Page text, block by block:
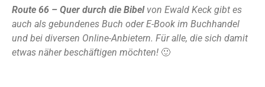
Route 66 – Quer durch die Bibel von Ewald Keck gibt es
auch als gebundenes Buch oder E-Book im Buchhandel
und bei diversen Online-Anbietern. Für alle, die sich damit
etwas näher beschäftigen möchten! 🙂